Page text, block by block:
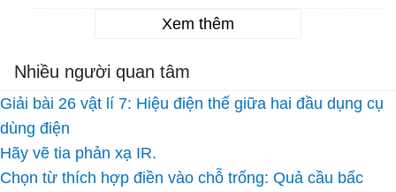
Xem thêm
Nhiều người quan tâm
Giải bài 26 vật lí 7: Hiệu điện thế giữa hai đầu dụng cụ
dùng điện
Hãy vẽ tia phản xạ IR.
Chọn từ thích hợp điền vào chỗ trống: Quả cầu bấc